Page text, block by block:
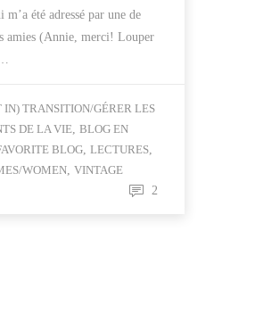
m’a été adressé par une de
amies (Annie, merci! Louper
IN) TRANSITION/GÉRER LES
DE LA VIE BLOG EN
BLOG LECTURES
WOMEN VINTAGE
2